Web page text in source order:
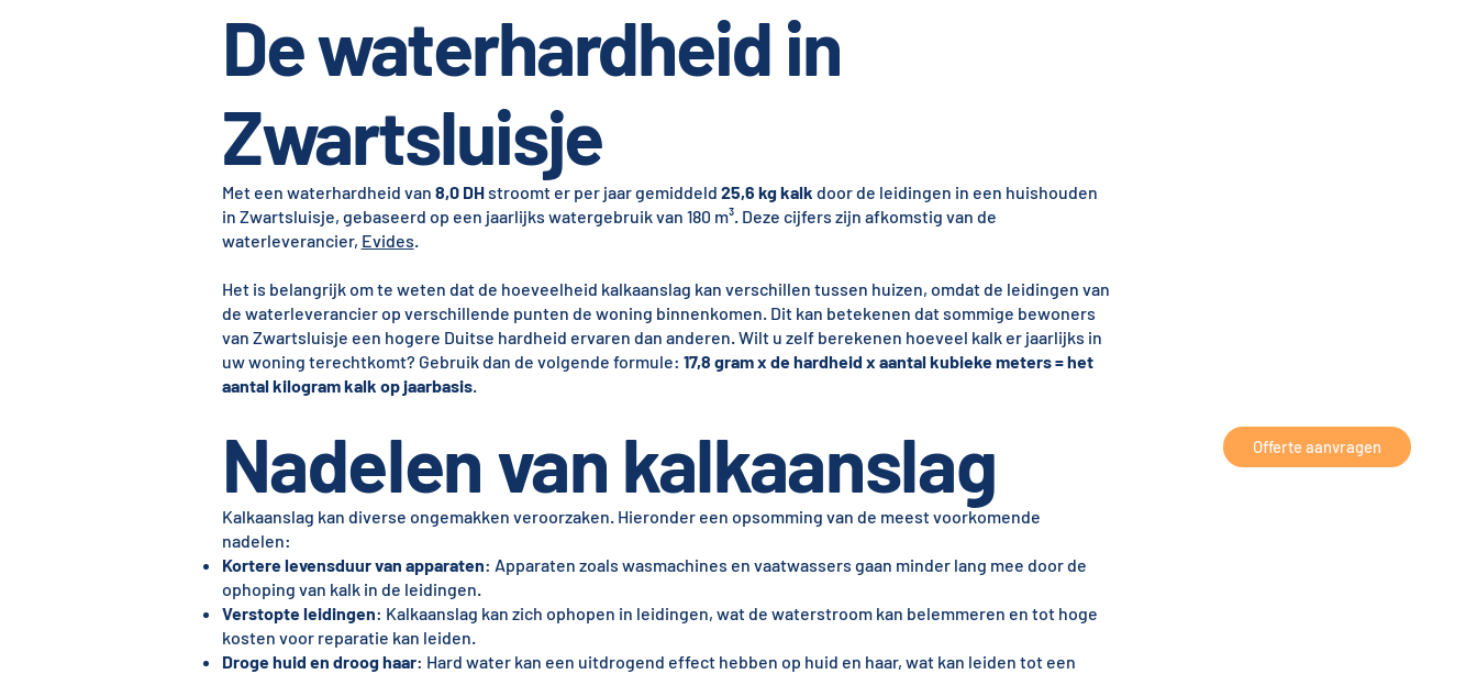
De waterhardheid in
Zwartsluisje
Met een waterhardheid van 8,0 DHstroomt er per jaar gemiddeld 25,6 kg kalk door de leidingen in een huishouden
in Zwartsluisje, gebaseerd op een jaarlijks watergebruik van 180 m³. Deze cijfers zijn afkomstig van de
waterleverancier, Evides.
Het is belangrijk om te weten dat de hoeveelheid kalkaanslag kan verschillen tussen huizen, omdat de leidingen van
de waterleverancier op verschillende punten de woning binnenkomen. Dit kan betekenen dat sommige bewoners
van Zwartsluisje een hogere Duitse hardheid ervaren dan anderen. Wilt u zelf berekenen hoeveel kalk er jaarlijks in
uw woning terechtkomt? Gebruik dan de volgende formule: 17,8 gram x de hardheid x aantal kubieke meters = het
aantal kilogram kalk op jaarbasis.
Nadelen van kalkaanslag
Kalkaanslag kan diverse ongemakken veroorzaken. Hieronder een opsomming van de meest voorkomende
nadelen:
Kortere levensduur van apparaten: Apparaten zoals wasmachines en vaatwassers gaan minder lang mee door de
ophoping van kalk in de leidingen.
Verstopte leidingen: Kalkaanslag kan zich ophopen in leidingen, wat de waterstroom kan belemmeren en tot hoge
kosten voor reparatie kan leiden.
Droge huid en droog haar: Hard water kan een uitdrogend effect hebben op huid en haar, wat kan leiden tot een
Offerte aanvragen